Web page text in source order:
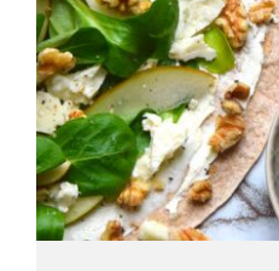
Wrap mit
Snacks, Dips